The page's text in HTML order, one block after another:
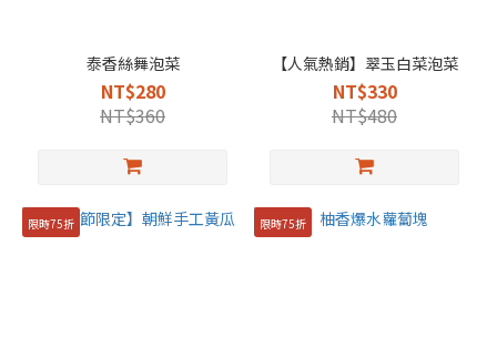
泰香絲舞泡菜
NT$280
NT$360
【人氣熱銷】翠玉白菜泡菜
NT$330
NT$480
限時75折 限時75折